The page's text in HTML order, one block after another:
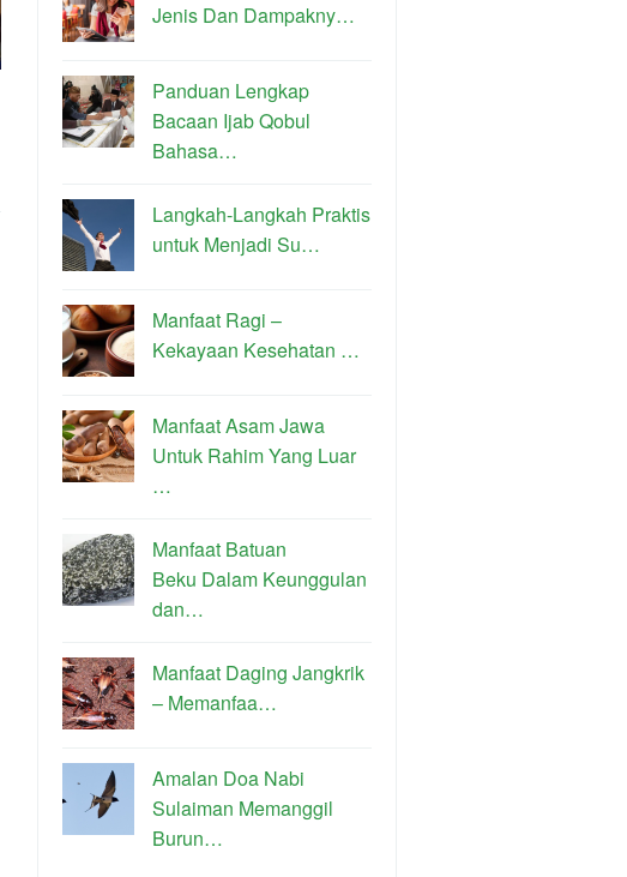
Jenis Dan Dampakny…
Panduan Lengkap
Bacaan Ijab Qobul
Bahasa…
Langkah-Langkah Praktis
untuk Menjadi Su…
Manfaat Ragi –
Kekayaan Kesehatan …
Manfaat Asam Jawa
Untuk Rahim Yang Luar
…
Manfaat Batuan
Beku Dalam Keunggulan
dan…
Manfaat Daging Jangkrik
– Memanfaa…
Amalan Doa Nabi
Sulaiman Memanggil
Burun…